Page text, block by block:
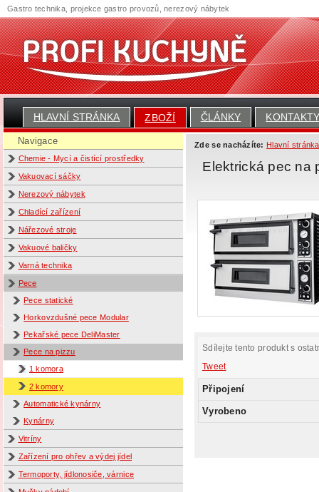
HLAVNÍ STRÁNKA ZBOŽÍ ČLÁNKY
Navigace
Chemie - Mycí a čistící prostředky
Vakuovací sáčky
Nerezový nábytek
Chladící zařízení
Nářezové stroje
Vakuové baličky
Varná technika
Pece
Pece statické
Horkovzdušné pece Modular
Pekařské pece DeliMaster
Pece na pizzu
1 komora
2 komory
Automatické kynárny
Kynárny
Vitríny
Zařízení pro ohřev a výdej jídel
Termoporty, jídlonosiče, várnice
Zde se nacházíte: Hlavní stránka
Elektrická pec na
Sdílejte tento produkt s
Tweet
Připojení
Vyrobeno
Gastro technika, projekce gastro provozů, nerezový nábytek